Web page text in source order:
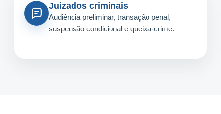
Juizados criminais
Audiência preliminar, transação penal,
suspensão condicional e queixa-crime.